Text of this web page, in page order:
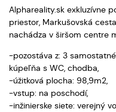
Alphareality.sk exkluzívne
priestor, Markušovská
nachádza v širšom centre
-pozostáva z: 3
kúpeľňa s WC, chodba,
-úžitková plocha: 98,9m2,
-vstup: na poschodí,
-inžinierske siete: verejný